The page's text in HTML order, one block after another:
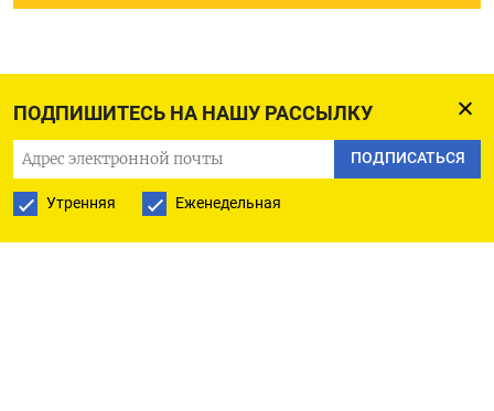
ПОДПИШИТЕСЬ НА НАШУ РАССЫЛКУ
ПОДПИСАТЬСЯ
Утренняя Еженедельная